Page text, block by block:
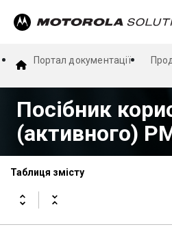
Портал документації
Посібник
(активного)
Таблиця змісту